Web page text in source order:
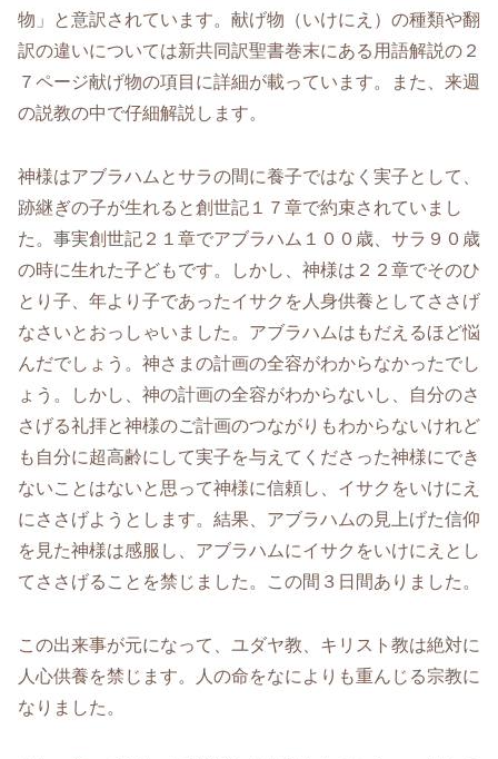
物」と意訳されています。献げ物（いけにえ）の種類や翻
訳の違いについては新共同訳聖書巻末にある用語解説の２
７ページ献げ物の項目に詳細が載っています。また、来週
の説教の中で仔細解説します。
神様はアブラハムとサラの間に養子ではなく実子として、
跡継ぎの子が生れると創世記１７章で約束されていまし
た。事実創世記２１章でアブラハム１００歳、サラ９０歳
の時に生れた子どもです。しかし、神様は２２章でそのひ
とり子、年より子であったイサクを人身供養としてささげ
なさいとおっしゃいました。アブラハムはもだえるほど悩
んだでしょう。神さまの計画の全容がわからなかったでし
ょう。しかし、神の計画の全容がわからないし、自分のさ
さげる礼拝と神様のご計画のつながりもわからないけれど
も自分に超高齢にして実子を与えてくださった神様にでき
ないことはないと思って神様に信頼し、イサクをいけにえ
にささげようとします。結果、アブラハムの見上げた信仰
を見た神様は感服し、アブラハムにイサクをいけにえとし
てささげることを禁じました。この間３日間ありました。
この出来事が元になって、ユダヤ教、キリスト教は絶対に
人心供養を禁じます。人の命をなによりも重んじる宗教に
なりました。